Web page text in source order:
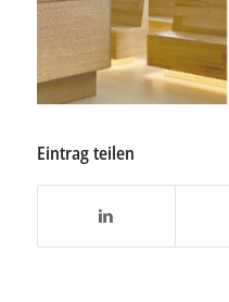
Eintrag teilen